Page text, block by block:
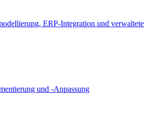
ERP-Integration und verwaltete
und -Anpassung